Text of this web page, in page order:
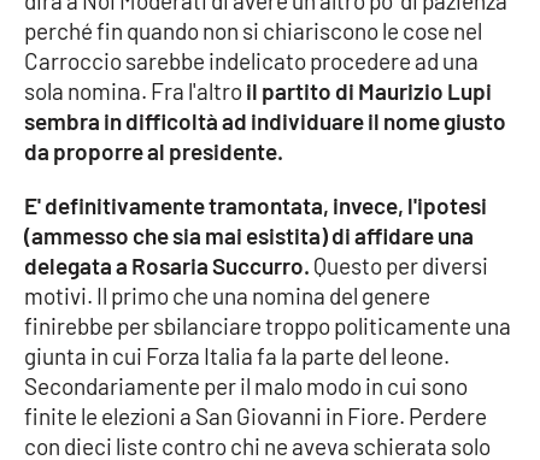
EDIZIONI
LOCALI
Catanzaro
Crotone
Vibo Valentia
Reggio Calabria
Cosenza
Lamezia Terme
perché fin quando non si chiariscono le cose nel
Carroccio sarebbe indelicato procedere ad una
sola nomina. Fra l'altroil partito di Maurizio Lupi
sembra in difficoltà ad individuare il nome giusto
da proporre al presidente.
E' definitivamente tramontata, invece, l'ipotesi
(ammesso che sia mai esistita) di affidare una
delegata a Rosaria Succurro. Questo per diversi
motivi. Il primo che una nomina del genere
finirebbe per sbilanciare troppo politicamente una
giunta in cui Forza Italia fa la parte del leone.
Secondariamente per il malo modo in cui sono
finite le elezioni a San Giovanni in Fiore. Perdere
con dieci liste contro chi ne aveva schierata solo